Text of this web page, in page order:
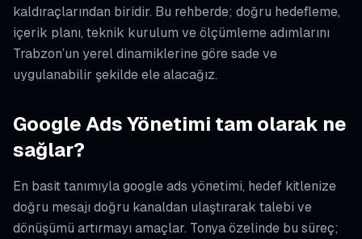
kaldıraçlarından biridir. Bu rehberde; doğru hedefleme,
içerik planı, teknik kurulum ve ölçümleme adımlarını
Trabzon’un yerel dinamiklerine göre sade ve
uygulanabilir şekilde ele alacağız.
Google Ads Yönetimi tam olarak ne
sağlar?
En basit tanımıyla google ads yönetimi, hedef kitlenize
doğru mesajı doğru kanaldan ulaştırarak talebi ve
dönüşümü artırmayı amaçlar. Tonya özelinde bu süreç;